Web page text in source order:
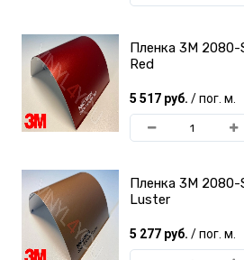
Пленка 3M 2080-
Red
5 517 руб. / пог. м.
Пленка 3M 2080-
Luster
5 277 руб. / пог. м.